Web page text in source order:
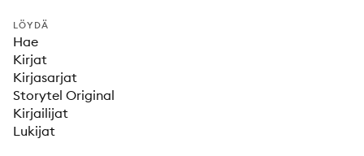
LÖYDÄ
Hae
Kirjat
Kirjasarjat
Storytel Original
Kirjailijat
Lukijat